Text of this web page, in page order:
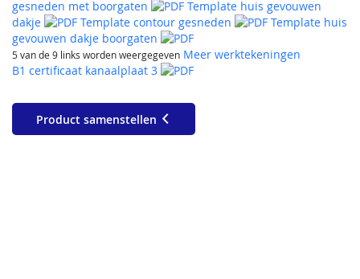
gesneden met boorgaten
Template huis gevouwen
dakje
Template contour gesneden
Template huis
gevouwen dakje boorgaten
5 van de 9 links worden weergegeven Meer werktekeningen
B1 certificaat kanaalplaat 3
Product samenstellen